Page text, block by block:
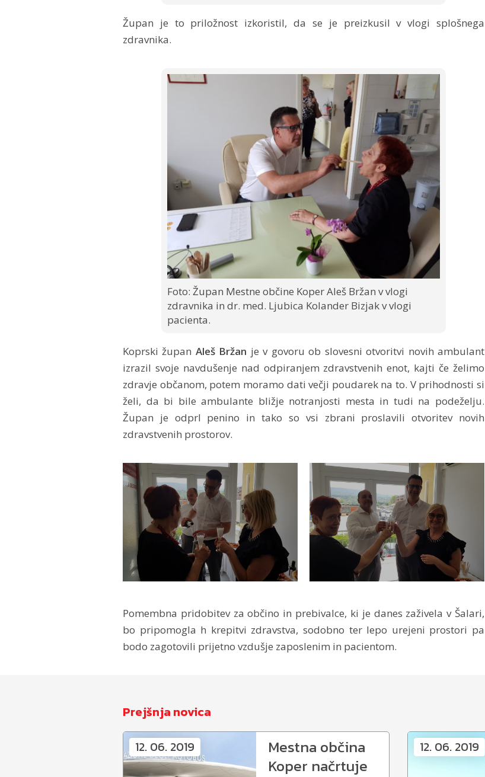
Župan je to priložnost izkoristil, da se je preizkusil v vlogi splošnega
zdravnika.
Foto: Župan Mestne občine Koper Aleš Bržan v vlogi
zdravnika in dr. med. Ljubica Kolander Bizjak v vlogi
pacienta.
Koprski župan Aleš Bržan je v govoru ob slovesni otvoritvi novih ambulant
izrazil svoje navdušenje nad odpiranjem zdravstvenih enot, kajti če želimo
zdravje občanom, potem moramo dati večji poudarek na to. V prihodnosti si
želi, da bi bile ambulante bližje notranjosti mesta in tudi na podeželju.
Župan je odprl penino in tako so vsi zbrani proslavili otvoritev novih
zdravstvenih prostorov.
Pomembna pridobitev za občino in prebivalce, ki je danes zaživela v Šalari,
bo pripomogla h krepitvi zdravstva, sodobno ter lepo urejeni prostori pa
bodo zagotovili prijetno vzdušje zaposlenim in pacientom.
Prejšnja novica
12. 06. 2019
Mestna občina
Koper načrtuje
12. 06. 2019